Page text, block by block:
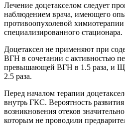
Лечение доцетакселом следует
наблюдением врача, имеющего
противоопухолевой
специализированного стационара.
Доцетаксел не применяют при
ВГН в сочетании с активностью
превышающей ВГН в 1.5 раза, и
2.5 раза.
Перед началом терапии
внутрь ГКС. Вероятность
возникновения отеков
которым не проводили